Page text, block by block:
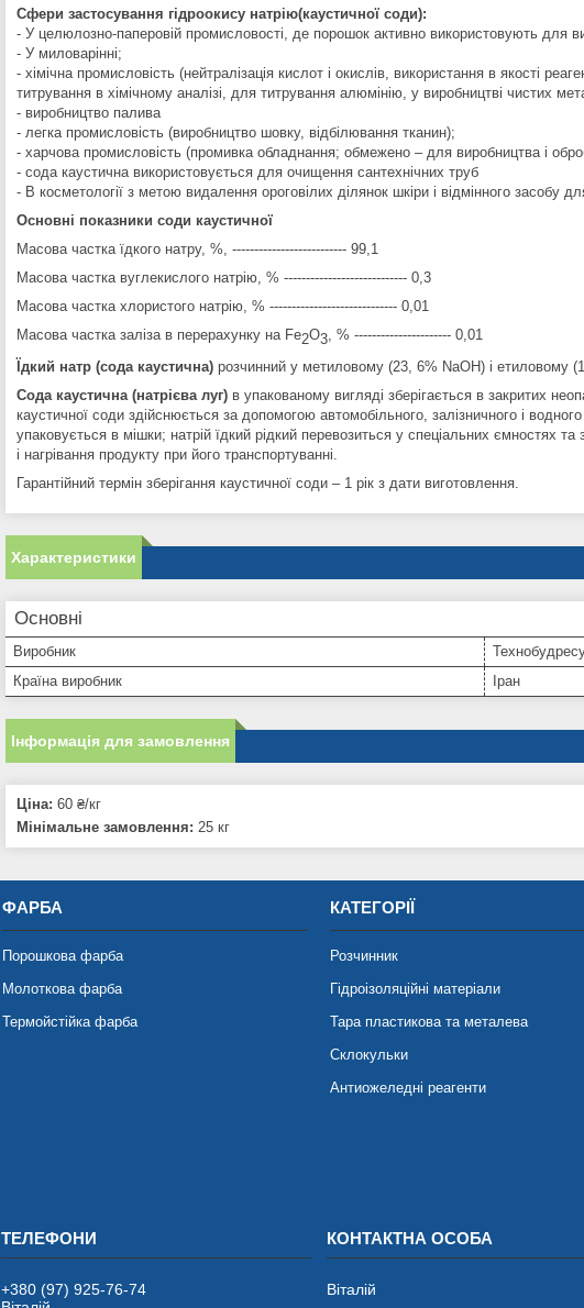
Сфери застосування гідроокису натрію(каустичної соди):
- У целюлозно-паперовій промисловості, де порошок активно використовують для
- У миловарінні;
- хімічна промисловість (нейтралізація кислот і окислів, використання в якості
титрування в хімічному аналізі, для титрування алюмінію, у виробництві чистих
- виробництво палива
- легка промисловість (виробництво шовку, відбілювання тканин);
- харчова промисловість (промивка обладнання; обмежено – для виробництва і
- сода каустична використовується для очищення сантехнічних труб
- В косметології з метою видалення ороговілих ділянок шкіри і відмінного засобу
Основні показники соди каустичної
Масова частка їдкого натру, %, -------------------------- 99,1
Масова частка вуглекислого натрію, % ---------------------------- 0,3
Масова частка хлористого натрію, % ----------------------------- 0,01
Масова частка заліза в перерахунку на Fe2O3 , % ---------------------- 0,01
Їдкий натр (сода каустична) розчинний у метиловому (23, 6% NaOH) і етиловому
Сода каустична (натрієва луг) в упакованому вигляді зберігається в закритих
каустичної соди здійснюється за допомогою автомобільного, залізничного і
упаковується в мішки; натрій їдкий рідкий перевозиться у спеціальних ємностях
і нагрівання продукту при його транспортуванні.
Гарантійний термін зберігання каустичної соди – 1 рік з дати виготовлення.
Характеристики
Основні
Виробник
Країна виробник
Іран
Інформація для замовлення
Ціна: 60 ₴/кг
Мінімальне замовлення: 25 кг
ФАРБА
Порошкова фарба
Молоткова фарба
Термойстійка фарба
КАТЕГОРІЇ
Розчинник
Гідроізоляційні матеріали
Тара пластикова та металева
Склокульки
Антиожеледні реагенти
+380 (97) 925-76-74
Віталій